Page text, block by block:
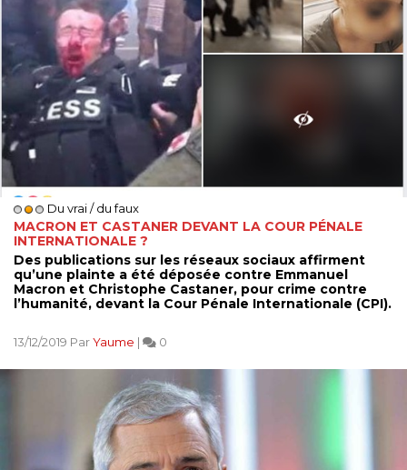
Du vrai / du faux
MACRON ET CASTANER DEVANT LA COUR PÉNALE
INTERNATIONALE ?
Des publications sur les réseaux sociaux affirment
qu’une plainte a été déposée contre Emmanuel
Macron et Christophe Castaner, pour crime contre
l’humanité, devant la Cour Pénale Internationale (CPI).
13/12/2019 ParYaume | 0